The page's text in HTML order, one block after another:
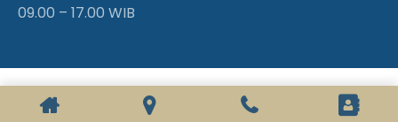
09.00 – 17.00 WIB